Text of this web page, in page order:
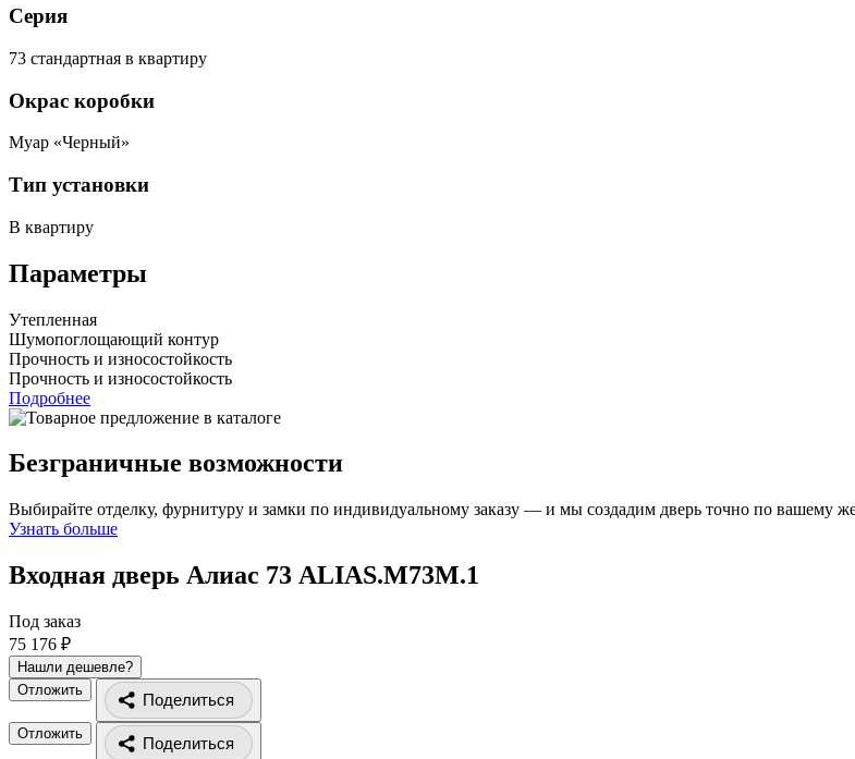
Серия
73 стандартная в квартиру
Окрас коробки
Муар «Черный»
Тип установки
В квартиру
Параметры
Утепленная
Шумопоглощающий контур
Прочность и износостойкость
Прочность и износостойкость
Подробнее
Безграничные возможности
Выбирайте отделку, фурнитуру и замки по индивидуальному заказу — и мы создадим дверь точно по вашему
Узнать больше
Входная дверь Алиас 73 ALIAS.M73M.1
Под заказ
75 176 ₽
Нашли дешевле?
Отложить
Поделиться
Отложить
Поделиться